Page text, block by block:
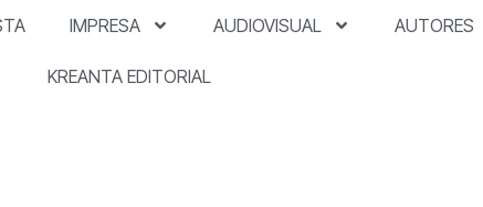
IMPRESA AUDIOVISUAL AUTORES
KREANTA EDITORIAL